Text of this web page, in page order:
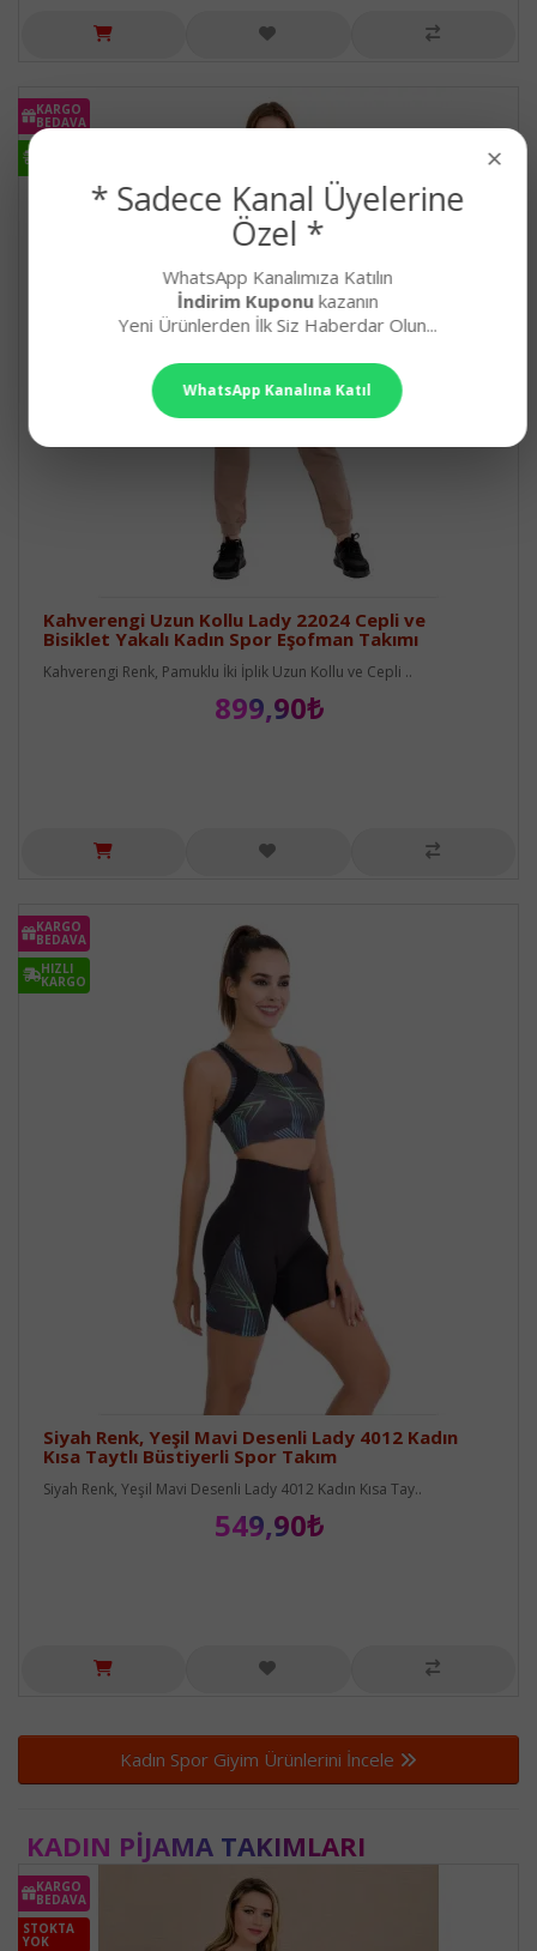
KARGO
BEDAVA
Kahverengi Uzun Kollu Lady 22024 Cepli ve
Bisiklet Yakalı Kadın Spor Eşofman Takımı
Kahverengi Renk, Pamuklu İki İplik Uzun Kollu ve Cepli ..
899,90₺
KARGO
BEDAVA
HIZLI
KARGO
Siyah Renk, Yeşil Mavi Desenli Lady 4012 Kadın
Kısa Taytlı Büstiyerli Spor Takım
Siyah Renk, Yeşil Mavi Desenli Lady 4012 Kadın Kısa Tay..
549,90₺
Kadın Spor Giyim Ürünlerini İncele
KADIN PIJAMA TAKIMLARI
KARGO
BEDAVA
STOKTA
YOK
×
* Sadece Kanal Üyelerine
Özel *
WhatsApp Kanalımıza Katılın
İndirim Kuponukazanın
Yeni Ürünlerden İlk Siz Haberdar Olun...
WhatsApp Kanalına Katıl